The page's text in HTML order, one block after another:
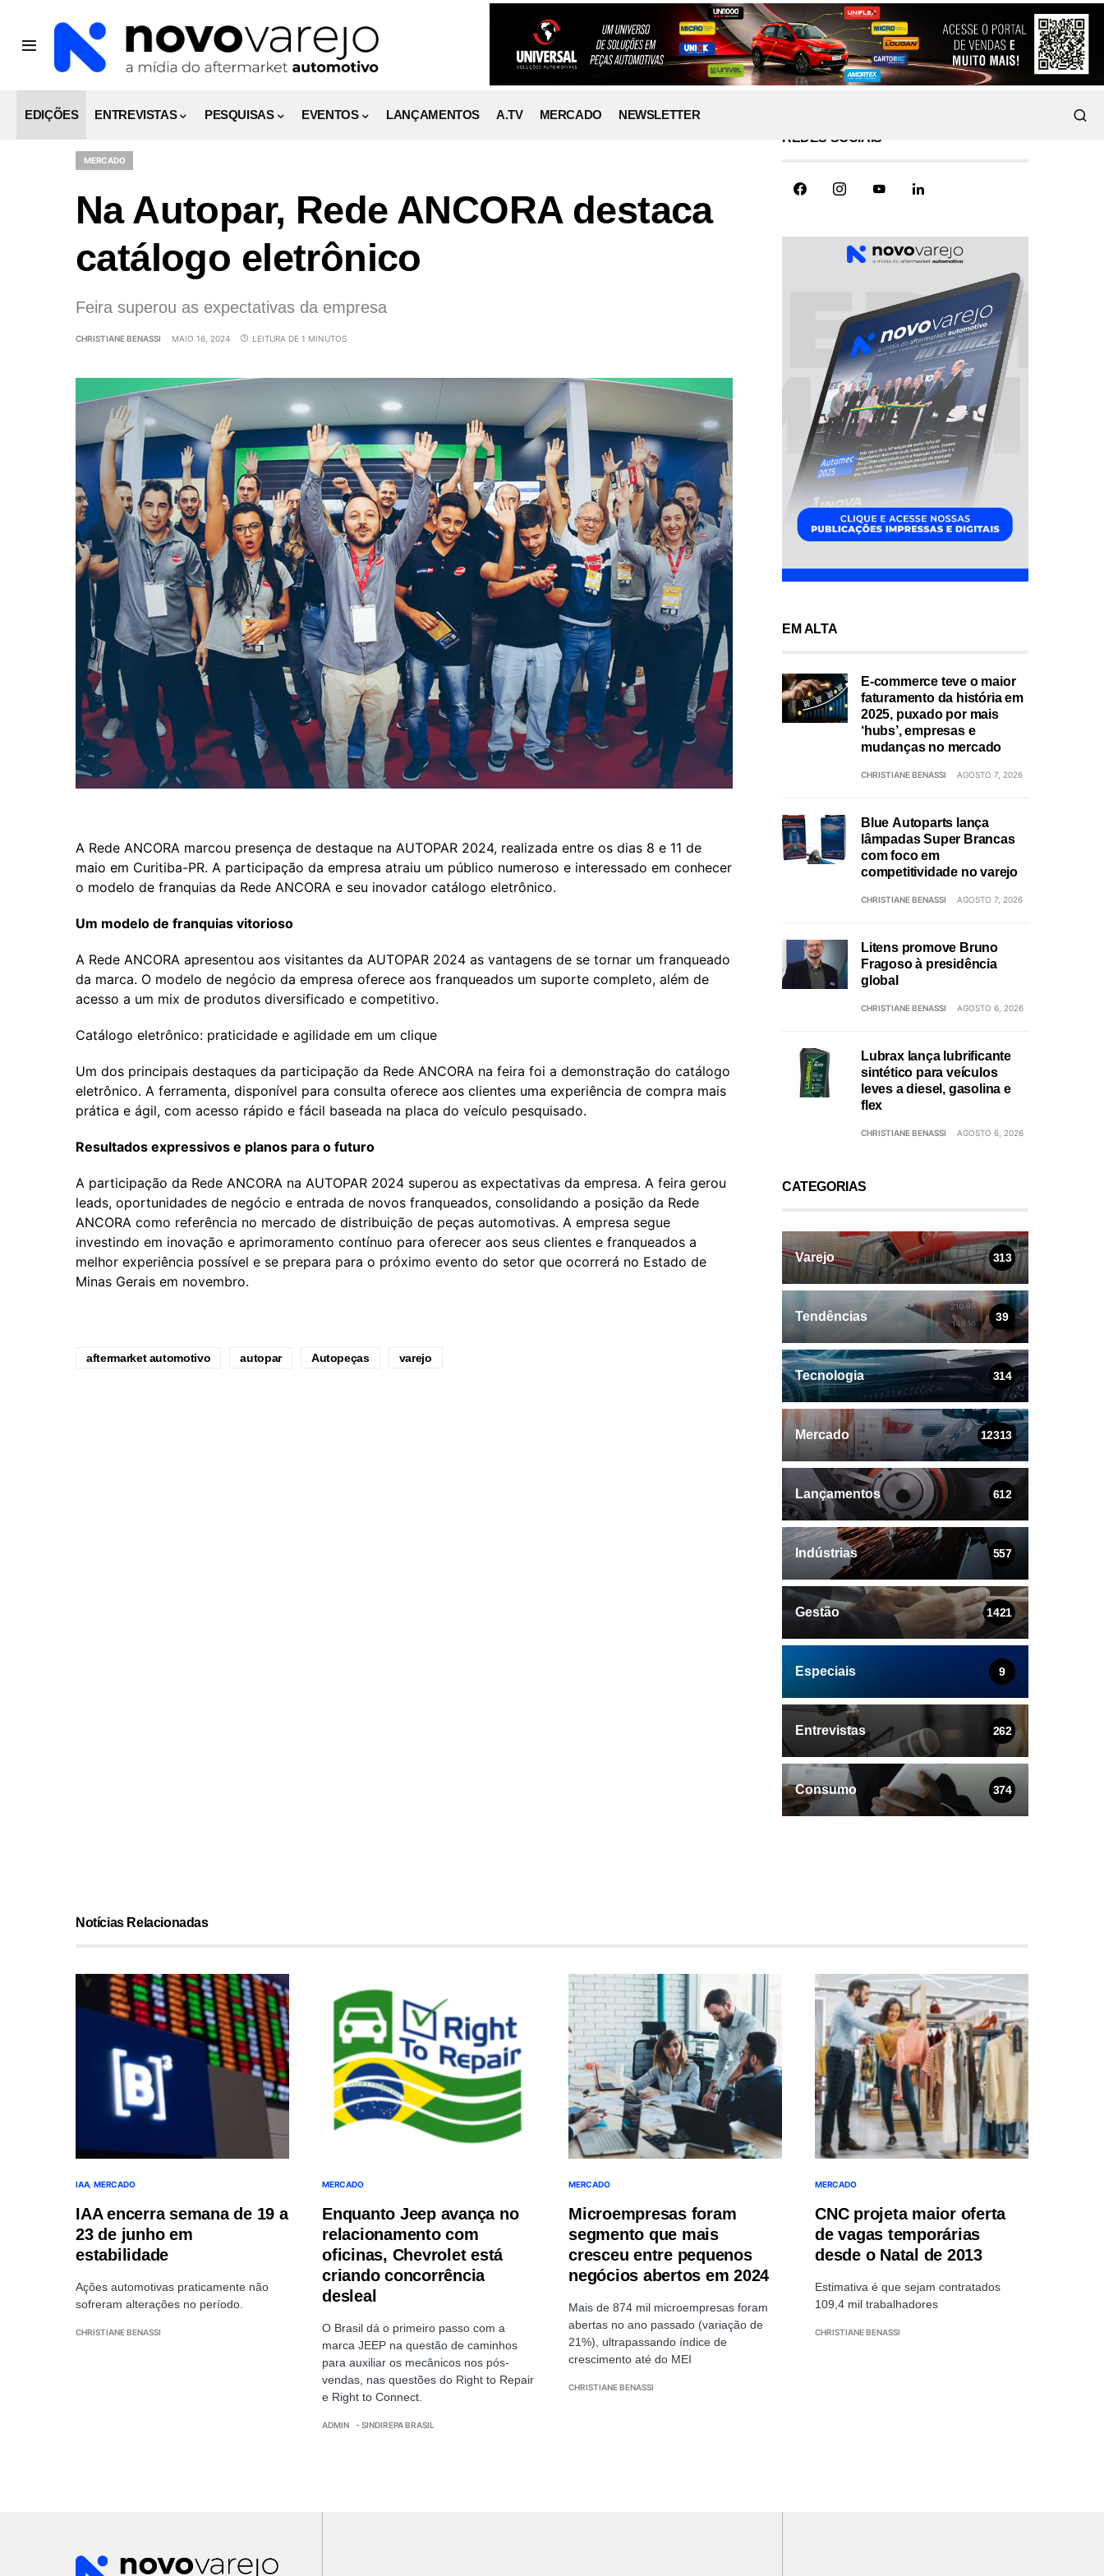
EDIÇÕES ENTREVISTAS PESQUISAS EVENTOS LANÇAMENTOS A.TV MERCADO NEWSLETTER
MERCADO
Na Autopar, Rede ANCORA destaca
catálogo eletrônico
Feira superou as expectativas da empresa
CHRISTIANE BENASSI MAIO 16, 2024 LEITURA DE 1 MINUTOS
A Rede ANCORA marcou presença de destaque na AUTOPAR 2024, realizada entre os dias 8 e 11 de
maio em Curitiba-PR. A participação da empresa atraiu um público numeroso e interessado em conhecer
o modelo de franquias da Rede ANCORA e seu inovador catálogo eletrônico.
Um modelo de franquias vitorioso
A Rede ANCORA apresentou aos visitantes da AUTOPAR 2024 as vantagens de se tornar um franqueado
da marca. O modelo de negócio da empresa oferece aos franqueados um suporte completo, além de
acesso a um mix de produtos diversificado e competitivo.
Catálogo eletrônico: praticidade e agilidade em um clique
Um dos principais destaques da participação da Rede ANCORA na feira foi a demonstração do catálogo
eletrônico. A ferramenta, disponível para consulta oferece aos clientes uma experiência de compra mais
prática e ágil, com acesso rápido e fácil baseada na placa do veículo pesquisado.
Resultados expressivos e planos para o futuro
A participação da Rede ANCORA na AUTOPAR 2024 superou as expectativas da empresa. A feira gerou
leads, oportunidades de negócio e entrada de novos franqueados, consolidando a posição da Rede
ANCORA como referência no mercado de distribuição de peças automotivas. A empresa segue
investindo em inovação e aprimoramento contínuo para oferecer aos seus clientes e franqueados a
melhor experiência possível e se prepara para o próximo evento do setor que ocorrerá no Estado de
Minas Gerais em novembro.
aftermarket automotivo autopar Autopeças varejo
REDES SOCIAIS
EM ALTA
E-commerce teve o maior
faturamento da história em
2025, puxado por mais
‘hubs’, empresas e
mudanças no mercado
CHRISTIANE BENASSI AGOSTO 7, 2026
Blue Autoparts lança
lâmpadas Super Brancas
com foco em
competitividade no varejo
CHRISTIANE BENASSI AGOSTO 7, 2026
Litens promove Bruno
Fragoso à presidência
global
CHRISTIANE BENASSI AGOSTO 6, 2026
Lubrax lança lubrificante
sintético para veículos
leves a diesel, gasolina e
flex
CHRISTIANE BENASSI AGOSTO 6, 2026
CATEGORIAS
Varejo 313
Tendências 39
Tecnologia 314
Mercado 12313
Lançamentos 612
Indústrias 557
Gestão 1421
Especiais 9
Entrevistas 262
Consumo 374
Notícias Relacionadas
IAA MERCADO
IAA encerra semana de 19 a
23 de junho em
estabilidade
Ações automotivas praticamente não
sofreram alterações no período.
CHRISTIANE BENASSI
MERCADO
Enquanto Jeep avança no
relacionamento com
oficinas, Chevrolet está
criando concorrência
desleal
O Brasil dá o primeiro passo com a
marca JEEP na questão de caminhos
para auxiliar os mecânicos nos pós-
vendas, nas questões do Right to Repair
e Right to Connect.
ADMIN - SINDIREPA BRASIL
MERCADO
Microempresas foram
segmento que mais
cresceu entre pequenos
negócios abertos em 2024
Mais de 874 mil microempresas foram
abertas no ano passado (variação de
21%), ultrapassando índice de
crescimento até do MEI
CHRISTIANE BENASSI
MERCADO
CNC projeta maior oferta
de vagas temporárias
desde o Natal de 2013
Estimativa é que sejam contratados
109,4 mil trabalhadores
CHRISTIANE BENASSI